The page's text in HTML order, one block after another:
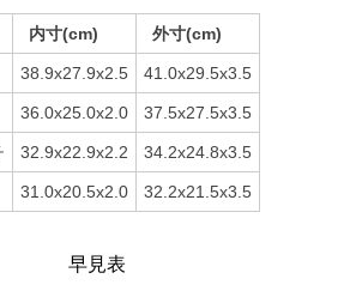
内寸(cm) 外寸(cm)
38.9x27.9x2.5 41.0x29.5x3.5
36.0x25.0x2.0 37.5x27.5x3.5
32.9x22.9x2.2 34.2x24.8x3.5
31.0x20.5x2.0 32.2x21.5x3.5